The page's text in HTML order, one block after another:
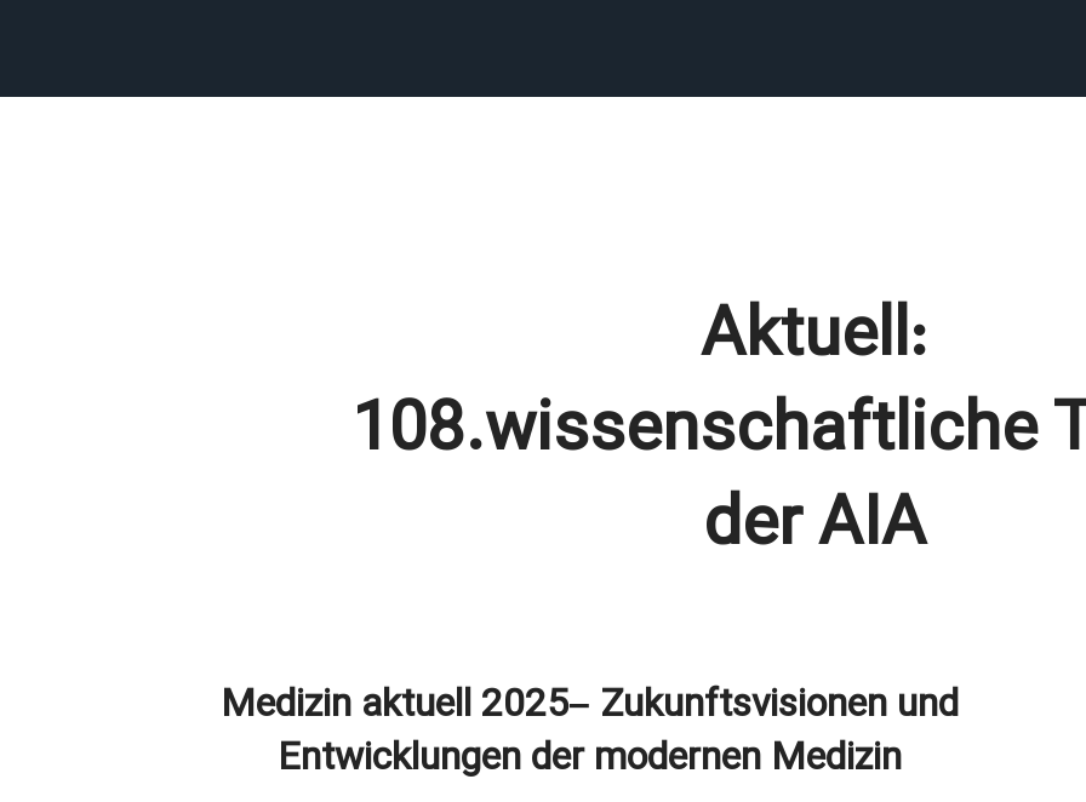
Aktuell:
108.wissenschaftliche
der AIA
Medizin aktuell 2025– Zukunftsvisionen und
Entwicklungen der modernen Medizin